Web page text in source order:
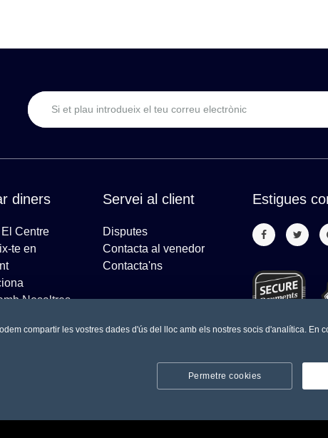
diners
Centre
te en
Nosaltres
Servei al client
Disputes
Contacta al venedor
Contacta'ns
Estigues
compartir les vostres dades d'ús del lloc amb els nostres socis d'analítica. En
Permetre cookies